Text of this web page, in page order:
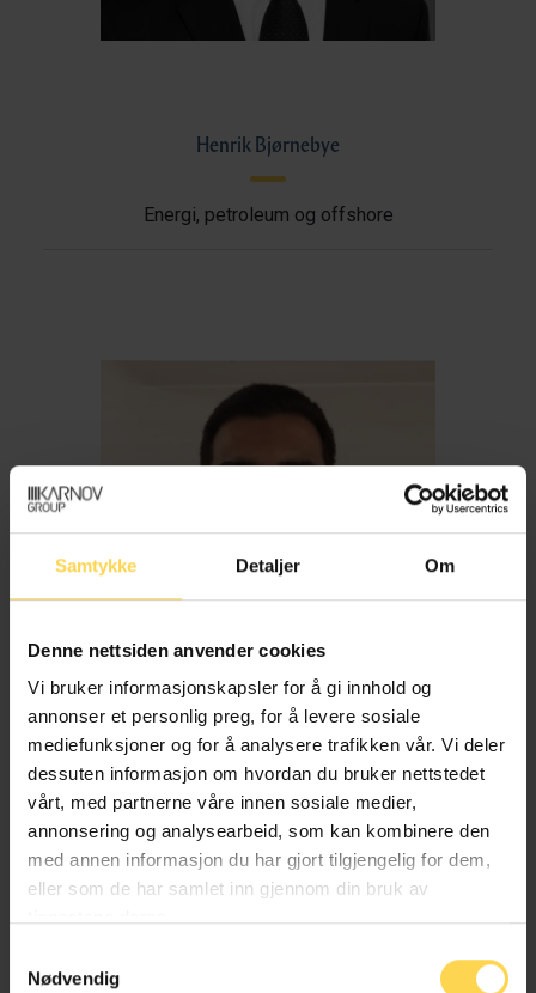
Samtykke Detaljer Om
Denne nettsiden anvender cookies
Vi bruker informasjonskapsler for å gi innhold og
annonser et personlig preg, for å levere sosiale
mediefunksjoner og for å analysere trafikken vår. Vi deler
dessuten informasjon om hvordan du bruker nettstedet
vårt, med partnerne våre innen sosiale medier,
annonsering og analysearbeid, som kan kombinere den
med annen informasjon du har gjort tilgjengelig for dem,
eller som de har samlet inn gjennom din bruk av
Nødvendig
Henrik Bjørnebye
Energi, petroleum og offshore
Imran Haider
Trygderett og pensjonsrett